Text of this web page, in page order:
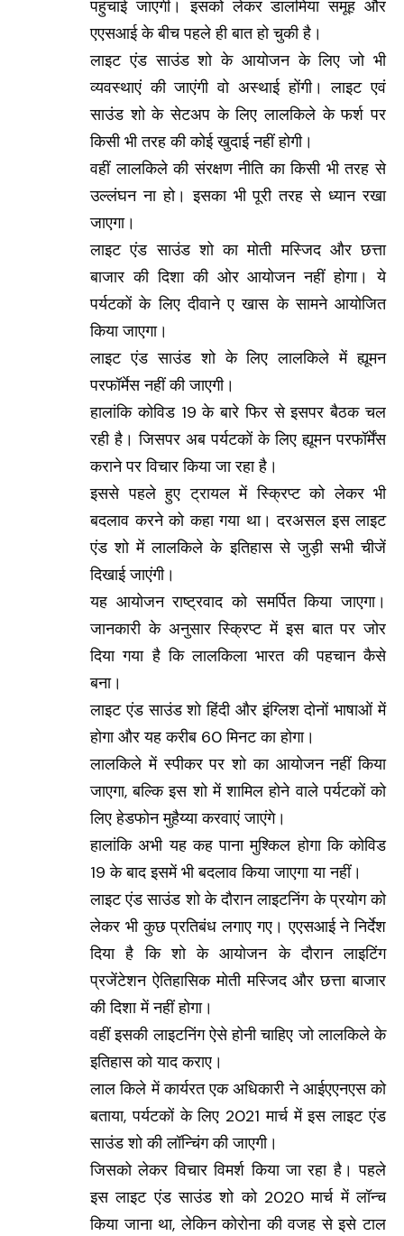
पहुंचाई जाएगी। इसको लेकर डालमिया समूह और
एएसआई के बीच पहले ही बात हो चुकी है।
लाइट एंड साउंड शो के आयोजन के लिए जो भी
व्यवस्थाएं की जाएंगी वो अस्थाई होंगी। लाइट एवं
साउंड शो के सेटअप के लिए लालकिले के फर्श पर
किसी भी तरह की कोई खुदाई नहीं होगी।
वहीं लालकिले की संरक्षण नीति का किसी भी तरह से
उल्लंघन ना हो। इसका भी पूरी तरह से ध्यान रखा
जाएगा।
लाइट एंड साउंड शो का मोती मस्जिद और छत्ता
बाजार की दिशा की ओर आयोजन नहीं होगा। ये
पर्यटकों के लिए दीवाने ए खास के सामने आयोजित
किया जाएगा।
लाइट एंड साउंड शो के लिए लालकिले में ह्यूमन
परफॉर्मेस नहीं की जाएगी।
हालांकि कोविड 19 के बारे फिर से इसपर बैठक चल
रही है। जिसपर अब पर्यटकों के लिए ह्यूमन परफॉर्मेंस
कराने पर विचार किया जा रहा है।
इससे पहले हुए ट्रायल में स्क्रिप्ट को लेकर भी
बदलाव करने को कहा गया था। दरअसल इस लाइट
एंड शो में लालकिले के इतिहास से जुड़ी सभी चीजें
दिखाई जाएंगी।
यह आयोजन राष्ट्रवाद को समर्पित किया जाएगा।
जानकारी के अनुसार स्क्रिप्ट में इस बात पर जोर
दिया गया है कि लालकिला भारत की पहचान कैसे
बना।
लाइट एंड साउंड शो हिंदी और इंग्लिश दोनों भाषाओं में
होगा और यह करीब 60 मिनट का होगा।
लालकिले में स्पीकर पर शो का आयोजन नहीं किया
जाएगा, बल्कि इस शो में शामिल होने वाले पर्यटकों को
लिए हेडफोन मुहैय्या करवाएं जाएंगे।
हालांकि अभी यह कह पाना मुश्किल होगा कि कोविड
19 के बाद इसमें भी बदलाव किया जाएगा या नहीं।
लाइट एंड साउंड शो के दौरान लाइटनिंग के प्रयोग को
लेकर भी कुछ प्रतिबंध लगाए गए। एएसआई ने निर्देश
दिया है कि शो के आयोजन के दौरान लाइटिंग
प्रजेंटेशन ऐतिहासिक मोती मस्जिद और छत्ता बाजार
की दिशा में नहीं होगा।
वहीं इसकी लाइटनिंग ऐसे होनी चाहिए जो लालकिले के
इतिहास को याद कराए।
लाल किले में कार्यरत एक अधिकारी ने आईएएनएस को
बताया, पर्यटकों के लिए 2021 मार्च में इस लाइट एंड
साउंड शो की लॉन्चिंग की जाएगी।
जिसको लेकर विचार विमर्श किया जा रहा है। पहले
इस लाइट एंड साउंड शो को 2020 मार्च में लॉन्च
किया जाना था, लेकिन कोरोना की वजह से इसे टाल